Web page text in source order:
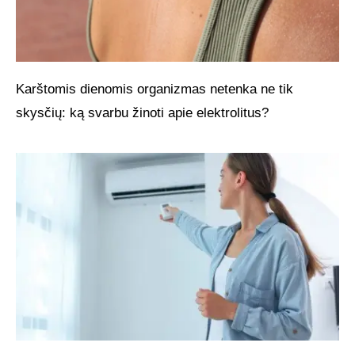
Karštomis dienomis organizmas netenka ne tik
skysčių: ką svarbu žinoti apie elektrolitus?